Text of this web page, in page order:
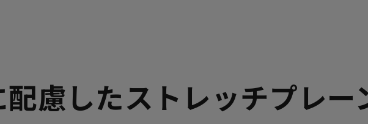
慮したストレッチプレー